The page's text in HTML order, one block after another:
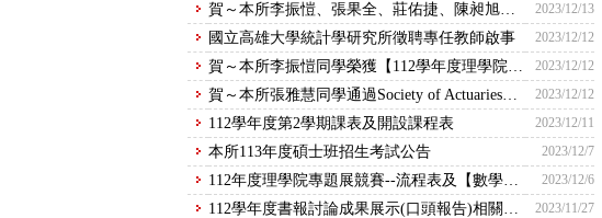
賀～本所李振愷、張果全、莊佑捷、陳昶旭等四位同學取得經濟部「巨量資料分析師-初級能力鑑定」證書 2023/12/13
國立高雄大學統計學研究所徵聘專任教師啟事 2023/12/12
賀～本所李振愷同學榮獲【112學年度理學院專題製作成果展競賽】數學統計組-優等獎 2023/12/12
賀～本所張雅慧同學通過Society of Actuaries精算師考試 2023/12/12
112學年度第2學期課表及開設課程表 2023/12/11
本所113年度碩士班招生考試公告 2023/12/7
112年度理學院專題展競賽--流程表及【數學統計組】報告順序 2023/12/6
112學年度書報討論成果展示(口頭報告)相關事宜 2023/11/27